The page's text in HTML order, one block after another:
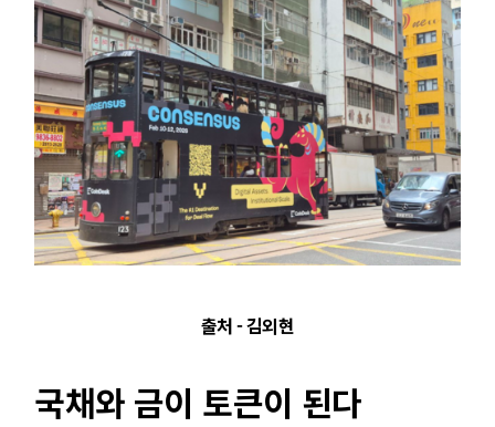
출처 - 김외현
국채와 금이 토큰이 된다